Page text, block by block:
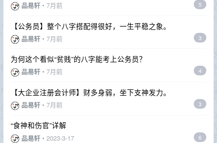
品易轩 • 7月前 5
【公务员】整个八字搭配得很好，一生平稳之象。
品易轩 • 7月前 3
为何这个看似“贫贱”的八字能考上公务员？
品易轩 • 7月前 4
【大企业注册会计师】财多身弱，坐下支神发力。
品易轩 • 7月前 3
“食神和伤官”详解
品易轩 • 2023-3-17 6